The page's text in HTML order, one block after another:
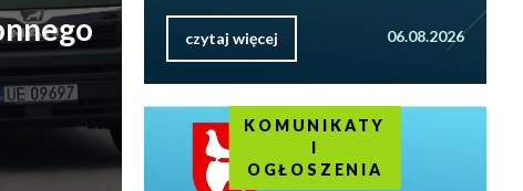
czytaj więcej 06.08.2026
KOMUNIKATY
I
OGŁOSZENIA